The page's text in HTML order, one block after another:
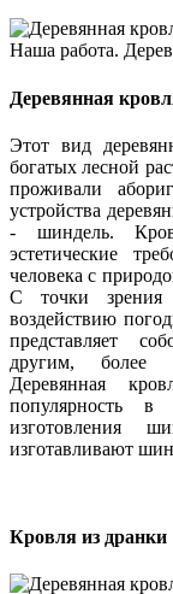
Наша работа.
Деревянная
Этот вид
богатых лесной
проживали
устройства
- шиндель.
эстетические
человека с
С точки зрения
воздействию
представляет
другим, более
Деревянная
популярность
изготовления
изготавливают
Кровля из дранки